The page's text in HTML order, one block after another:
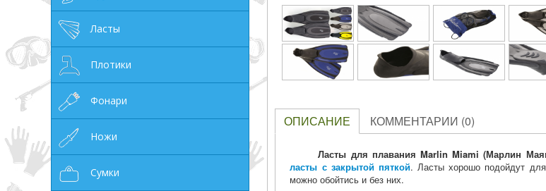
от
до
грн
ОТМЕНА
Ласты
Плотики
Фонари
Ножи
Сумки
ОПИСАНИЕ КОММЕНТАРИИ (0)
Ласты для плавания Marlin Miami (Марлин
ласты с закрытой пяткой. Ласты хорошо подойдут
можно обойтись и без них.